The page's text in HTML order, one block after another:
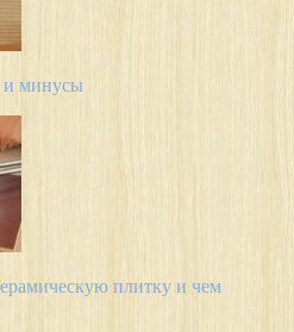
минусы
плитку и чем